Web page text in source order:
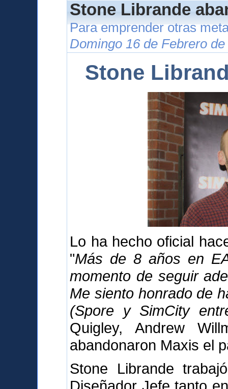
Stone Librande
Para emprender otras
Domingo 16 de Febrero
Stone
Lo ha hecho oficial
"Más de 8 años en
momento de seguir
Me siento honrado de
(Spore y SimCity
Quigley, Andrew
abandonaron Maxis el
Stone Librande